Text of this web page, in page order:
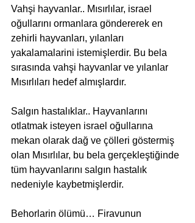
Vahşi hayvanlar.. Mısırlılar, israel
oğullarını ormanlara göndererek en
zehirli hayvanları, yılanları
yakalamalarini istemişlerdir. Bu bela
sırasında vahşi hayvanlar ve yılanlar
Mısırlıları hedef almışlardır.
Salgın hastalıklar.. Hayvanlarını
otlatmak isteyen israel oğullarına
mekan olarak dağ ve çölleri göstermiş
olan Mısırlılar, bu bela gerçekleştiğinde
tüm hayvanlarını salgın hastalık
nedeniyle kaybetmişlerdir.
Behorlarin ölümü… Firavunun